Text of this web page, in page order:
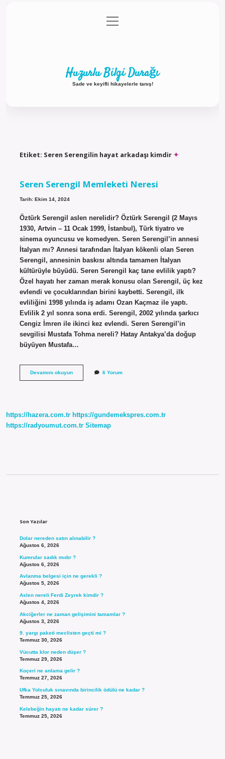
Gizlilik Politikası
menüyü
aç
Huzurlu Bilgi Durağı
Sade ve keyifli hikayelerle tanış!
Etiket: Seren Serengilin hayat arkadaşı kimdir
Seren Serengil Memleketi Neresi
Tarih: Ekim 14, 2024
Öztürk Serengil aslen nerelidir? Öztürk Serengil (2 Mayıs
1930, Artvin – 11 Ocak 1999, İstanbul), Türk tiyatro ve
sinema oyuncusu ve komedyen. Seren Serengil’in annesi
İtalyan mı? Annesi tarafından İtalyan kökenli olan Seren
Serengil, annesinin baskısı altında tamamen İtalyan
kültürüyle büyüdü. Seren Serengil kaç tane evlilik yaptı?
Özel hayatı her zaman merak konusu olan Serengil, üç kez
evlendi ve çocuklarından birini kaybetti. Serengil, ilk
evliliğini 1998 yılında iş adamı Ozan Kaçmaz ile yaptı.
Evlilik 2 yıl sonra sona erdi. Serengil, 2002 yılında şarkıcı
Cengiz İmren ile ikinci kez evlendi. Seren Serengil’in
sevgilisi Mustafa Tohma nereli? Hatay Antakya’da doğup
büyüyen Mustafa…
Devamını okuyunSeren
6 Yorum
https://hazera.com.tr https://gundemekspres.com.tr
https://radyoumut.com.tr Sitemap
Son Yazılar
Dolar nereden satın alınabilir ?
Ağustos 6, 2026
Kumrular sadık mıdır ?
Ağustos 6, 2026
Avlanma belgesi için ne gerekli ?
Ağustos 5, 2026
Aslen nereli Ferdi Zeyrek kimdir ?
Ağustos 4, 2026
Akciğerler ne zaman gelişimini tamamlar ?
Ağustos 3, 2026
9. yargı paketi meclisten geçti mi ?
Temmuz 30, 2026
Vücutta klor neden düşer ?
Temmuz 29, 2026
Koçeri ne anlama gelir ?
Temmuz 27, 2026
Ufka Yolculuk sınavında birincilik ödülü ne kadar ?
Temmuz 25, 2026
Kelebeğin hayatı ne kadar sürer ?
Temmuz 25, 2026